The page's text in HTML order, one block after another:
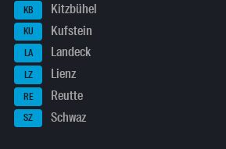
KB Kitzbühel
KU Kufstein
LA Landeck
LZ Lienz
RE Reutte
SZ Schwaz